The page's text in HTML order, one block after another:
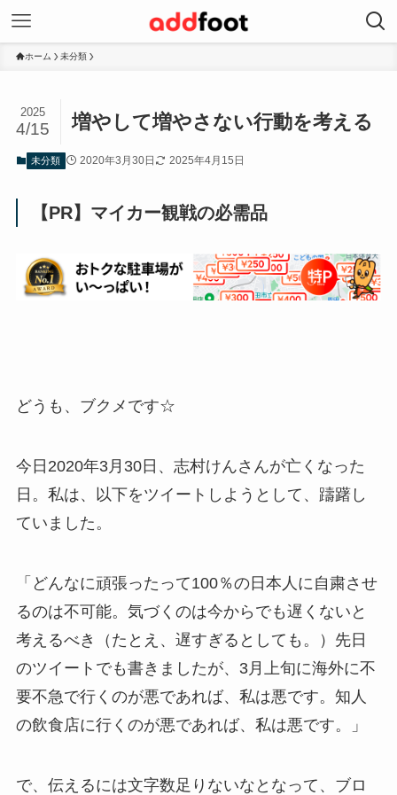
ホーム 未分類
増やして増やさない行動を考える
2025
4/15
未分類 2020年3月30日 2025年4月15日
【PR】マイカー観戦の必需品
どうも、ブクメです☆
今日2020年3月30日、志村けんさんが亡くなった
日。私は、以下をツイートしようとして、躊躇し
ていました。
「どんなに頑張ったって100％の日本人に自粛させ
るのは不可能。気づくのは今からでも遅くないと
考えるべき（たとえ、遅すぎるとしても。）先日
のツイートでも書きましたが、3月上旬に海外に不
要不急で行くのが悪であれば、私は悪です。知人
の飲食店に行くのが悪であれば、私は悪です。」
で、伝えるには文字数足りないなとなって、ブロ